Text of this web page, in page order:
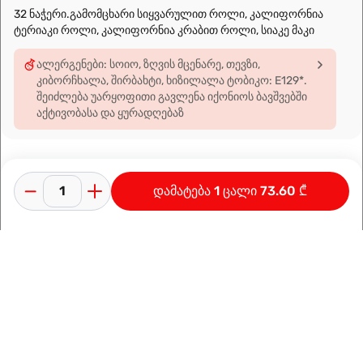
32 ნაჭერი.გამომცხარი სიყვარულით როლი, კალიფორნია
ტერიაკი როლი, კალიფორნია კრაბით როლი, სიაკე მაკი
ალერგენები: სოიო, ზღვის მცენარე, თევზი,
კიბორჩხალა, შირბახტი, ხიზილალა ტობიკო: E129*.
შეიძლება უარყოფითი გავლენა იქონიოს ბავშვებში
აქტივობასა და ყურადღებაზ
დამატება 1 ცალი 73.60 ₾